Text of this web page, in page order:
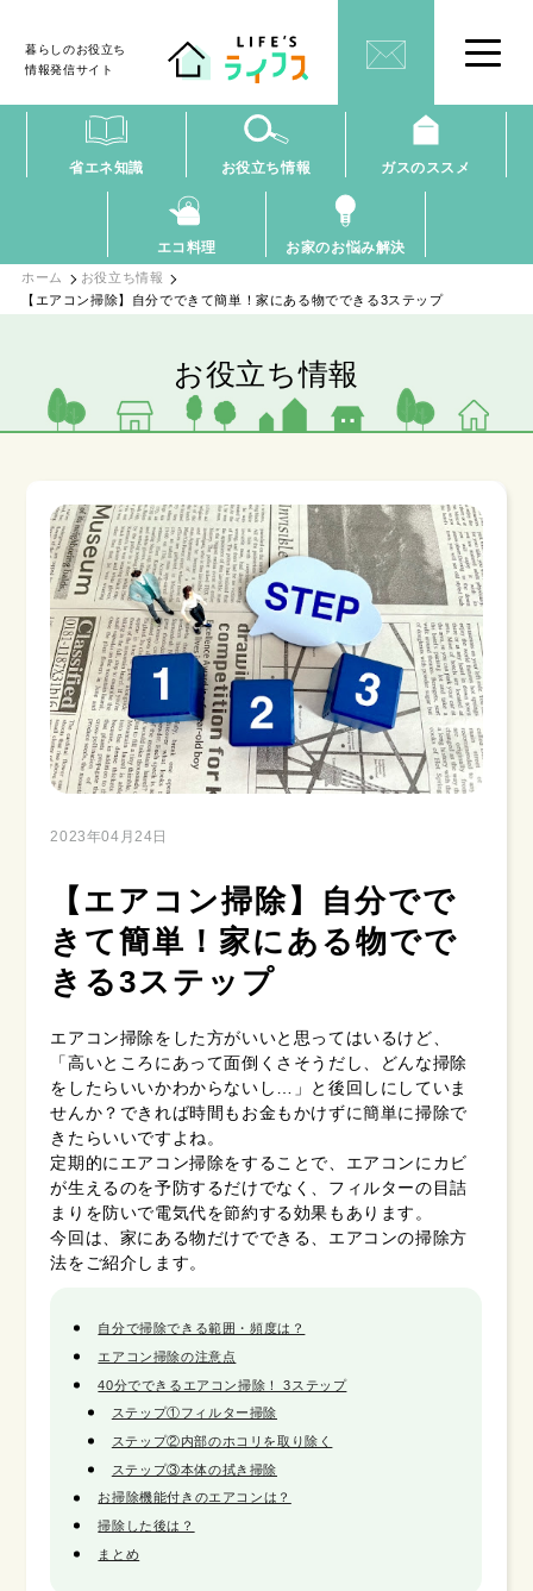
暮らしのお役立ち
情報発信サイト
省エネ知識 お役立ち情報 ガスのススメ
エコ料理 お家のお悩み解決
ホーム
お役立ち情報
【エアコン掃除】自分でできて簡単！家にある物でできる3ステップ
お役立ち情報
2023年04月24日
【エアコン掃除】自分でで
きて簡単！家にある物でで
きる3ステップ
エアコン掃除をした方がいいと思ってはいるけど、
「高いところにあって面倒くさそうだし、どんな掃除
をしたらいいかわからないし…」と後回しにしていま
せんか？できれば時間もお金もかけずに簡単に掃除で
きたらいいですよね。
定期的にエアコン掃除をすることで、エアコンにカビ
が生えるのを予防するだけでなく、フィルターの目詰
まりを防いで電気代を節約する効果もあります。
今回は、家にある物だけでできる、エアコンの掃除方
法をご紹介します。
自分で掃除できる範囲・頻度は？
エアコン掃除の注意点
40分でできるエアコン掃除！ 3ステップ
ステップ①フィルター掃除
ステップ②内部のホコリを取り除く
ステップ③本体の拭き掃除
お掃除機能付きのエアコンは？
掃除した後は？
まとめ